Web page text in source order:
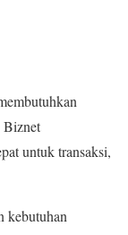
Biznet
untuk transaksi,
kebutuhan